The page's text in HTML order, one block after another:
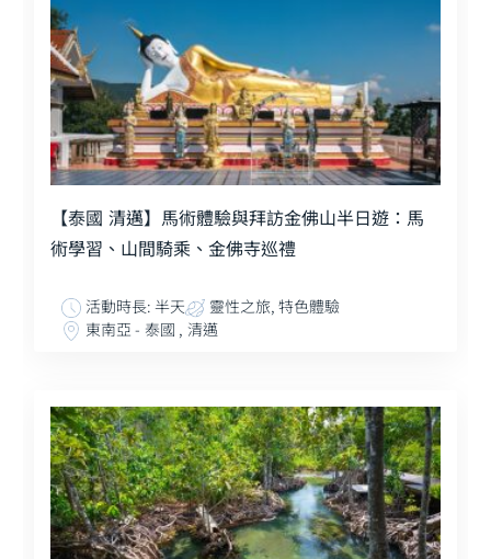
【泰國 清邁】馬術體驗與拜訪金佛山半日遊：馬
術學習、山間騎乘、金佛寺巡禮
活動時長: 半天
靈性之旅, 特色體驗
東南亞 - 泰國 , 清邁